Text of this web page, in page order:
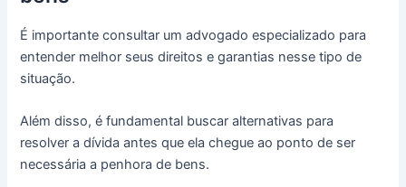
É importante consultar um advogado especializado para
entender melhor seus direitos e garantias nesse tipo de
situação.
Além disso, é fundamental buscar alternativas para
resolver a dívida antes que ela chegue ao ponto de ser
necessária a penhora de bens.